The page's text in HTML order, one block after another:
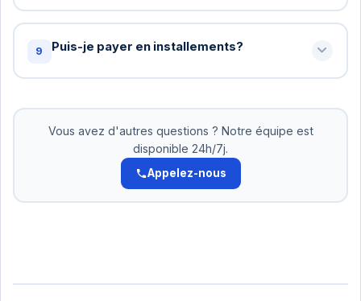
possible pour accommoder.
Oui! Pour les groupes de 10+ personnes, nous
offrons des tarifs spéciaux. Contactez-nous pour
9 Puis-je payer en installements?
nous acceptons le paiement en 2-3 versements.
Pas d'intérêts. Organisez cela avec notre équipe.
Vous avez d'autres questions ? Notre équipe est
disponible 24h/7j.
Appelez-nous